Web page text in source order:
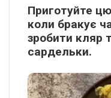
Приготуйте
коли бракує
зробити кляр
сардельки.